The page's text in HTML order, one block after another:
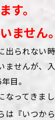
す。
ません。
られない
ませんが、
年目。
なってきま
は『いつか